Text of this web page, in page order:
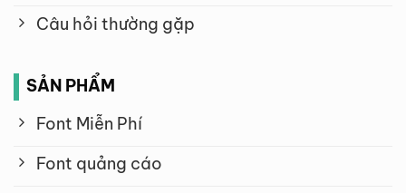
Câu hỏi thường gặp
SẢN PHẨM
Font Miễn Phí
Font quảng cáo